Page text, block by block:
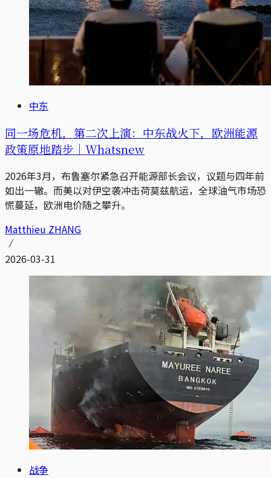
中东
同一场危机，第二次上演：中东战火下，欧洲能源
政策原地踏步｜Whatsnew
2026年3月，布鲁塞尔紧急召开能源部长会议，议题与四年前
如出一辙。而美以对伊空袭冲击荷莫兹航运，全球油气市场恐
慌蔓延，欧洲电价随之攀升。
Matthieu ZHANG
2026-03-31
战争